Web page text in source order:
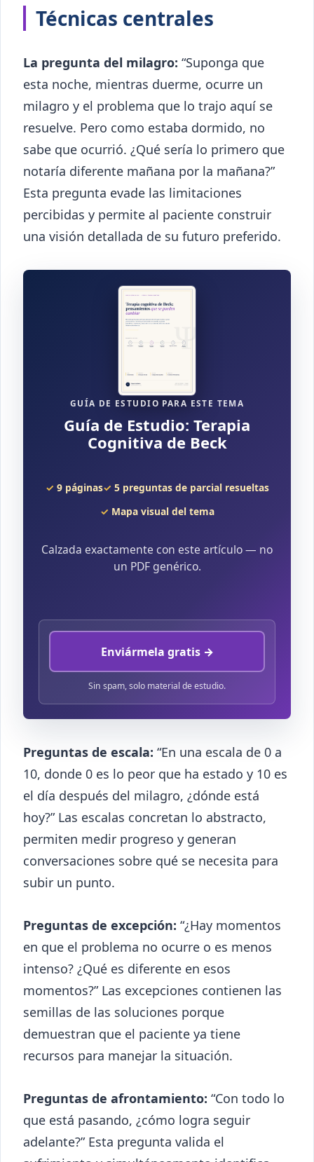
Técnicas centrales
La pregunta del milagro: “Suponga que
esta noche, mientras duerme, ocurre un
milagro y el problema que lo trajo aquí se
resuelve. Pero como estaba dormido, no
sabe que ocurrió. ¿Qué sería lo primero que
notaría diferente mañana por la mañana?”
Esta pregunta evade las limitaciones
percibidas y permite al paciente construir
una visión detallada de su futuro preferido.
GUÍA DE ESTUDIO PARA ESTE TEMA
Guía de Estudio: Terapia
Cognitiva de Beck
9 páginas
5 preguntas de parcial resueltas
Mapa visual del tema
Calzada exactamente con este artículo — no
un PDF genérico.
Enviármela gratis →
Sin spam, solo material de estudio.
Preguntas de escala: “En una escala de 0 a
10, donde 0 es lo peor que ha estado y 10 es
el día después del milagro, ¿dónde está
hoy?” Las escalas concretan lo abstracto,
permiten medir progreso y generan
conversaciones sobre qué se necesita para
subir un punto.
Preguntas de excepción: “¿Hay momentos
en que el problema no ocurre o es menos
intenso? ¿Qué es diferente en esos
momentos?” Las excepciones contienen las
semillas de las soluciones porque
demuestran que el paciente ya tiene
recursos para manejar la situación.
Preguntas de afrontamiento: “Con todo lo
que está pasando, ¿cómo logra seguir
adelante?” Esta pregunta valida el